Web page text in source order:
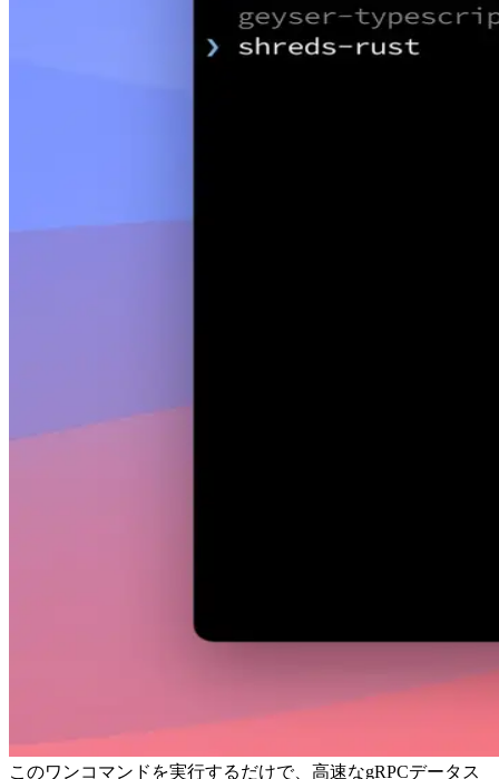
このワンコマンドを実行するだけで、高速なgRPCデータス